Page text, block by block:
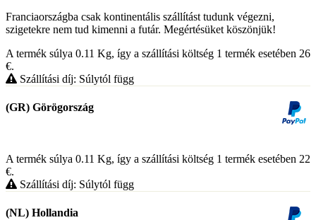
Franciaországba csak kontinentális szállítást tudunk végezni,
szigetekre nem tud kimenni a futár. Megértésüket köszönjük!
A termék súlya 0.11 Kg, így a szállítási költség 1 termék esetében 26
€.
Szállítási díj: Súlytól függ
(GR) Görögország
A termék súlya 0.11 Kg, így a szállítási költség 1 termék esetében 22
€.
Szállítási díj: Súlytól függ
(NL) Hollandia